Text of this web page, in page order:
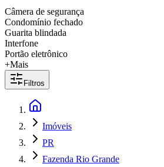
Câmera de segurança
Condomínio fechado
Guarita blindada
Interfone
Portão eletrônico
+Mais
Filtros
Imóveis
PR
Fazenda Rio Grande